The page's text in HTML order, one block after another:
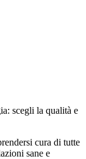
scegli la qualità e
cura di tutte
sane e